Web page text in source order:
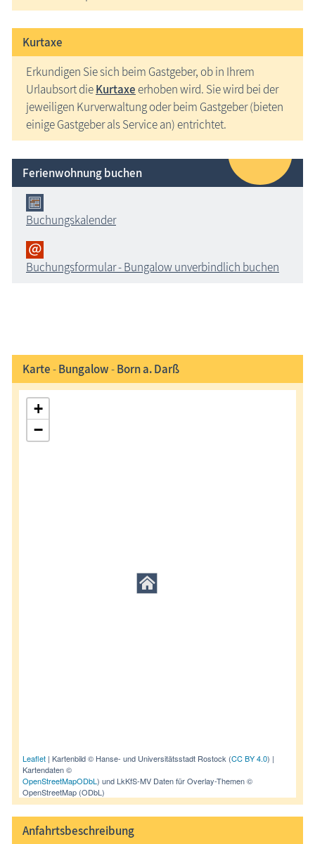
Kurtaxe
Erkundigen Sie sich beim Gastgeber, ob in Ihrem
Urlaubsort dieKurtaxeerhoben wird. Sie wird bei der
jeweiligen Kurverwaltung oder beim Gastgeber (bieten
einige Gastgeber als Service an) entrichtet.
Ferienwohnung buchen
Buchungskalender
Buchungsformular - Bungalow unverbindlich buchen
Karte-Bungalow-Born a. Darß
+
−
Leaflet | Kartenbild © Hanse- und Universitätsstadt Rostock (CC BY 4.0) |
Kartendaten ©
OpenStreetMapODbL ) und LkKfS-MV Daten für Overlay-Themen ©
OpenStreetMap (ODbL)
Anfahrtsbeschreibung